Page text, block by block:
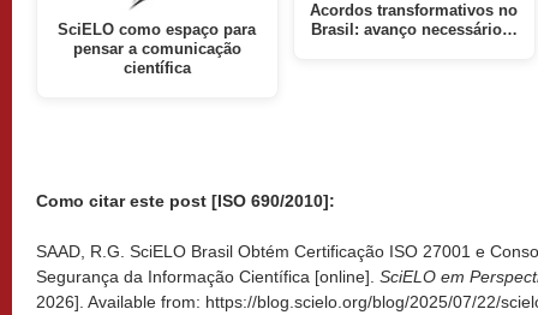
SciELO como espaço para
pensar a comunicação
científica
Acordos transformativos no
Brasil: avanço necessário…
Como citar este post [ISO 690/2010]:
SAAD, R.G. SciELO Brasil Obtém Certificação ISO 27001 e
Segurança da Informação Científica [online]. SciELO em
2026]. Available from: https://blog.scielo.org/blog/2025/07/22/